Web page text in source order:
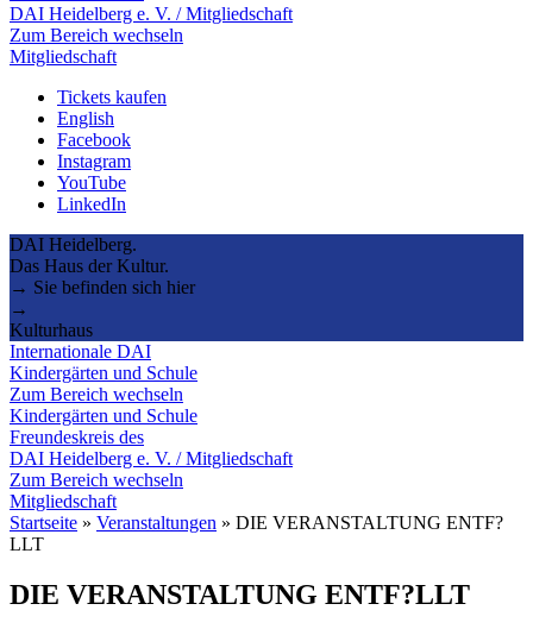
DAI Heidelberg e. V. / Mitgliedschaft
Zum Bereich wechseln
Mitgliedschaft
Tickets kaufen
English
Facebook
Instagram
YouTube
LinkedIn
DAI Heidelberg.
Das Haus der Kultur.
→ Sie befinden sich hier
→
Kulturhaus
Internationale DAI
Kindergärten und Schule
Zum Bereich wechseln
Kindergärten und Schule
Freundeskreis des
DAI Heidelberg e. V. / Mitgliedschaft
Zum Bereich wechseln
Mitgliedschaft
Startseite » Veranstaltungen » DIE VERANSTALTUNG ENTF?
LLT
DIE VERANSTALTUNG ENTF?LLT